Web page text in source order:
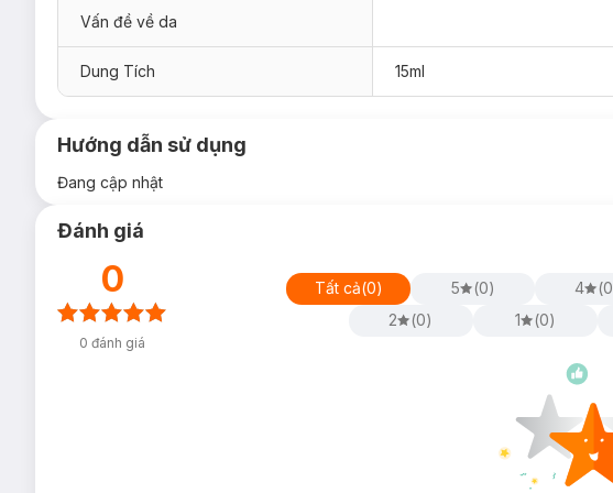
Không gây dị ứng, hoàn toàn không chứa hương liệu.
Vấn đề về da
Dung Tích 15ml
Hướng dẫn sử dụng
Đang cập nhật
Đánh giá
0
0 đánh giá
Tất cả(0) 5 (0) 4 (0
2
(0) 1 (0)